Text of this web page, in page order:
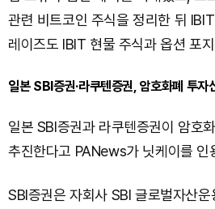
관련 비트코인 주식을 정리한 뒤
레이즈도 IBIT 현물 주식과 옵션 포
일본 SBI증권·라쿠텐증권, 암호화폐 투자
일본 SBI증권과 라쿠텐증권이 암호
추진한다고 PANews가 닛케이를 인
SBI증권은 자회사 SBI 글로벌자산운